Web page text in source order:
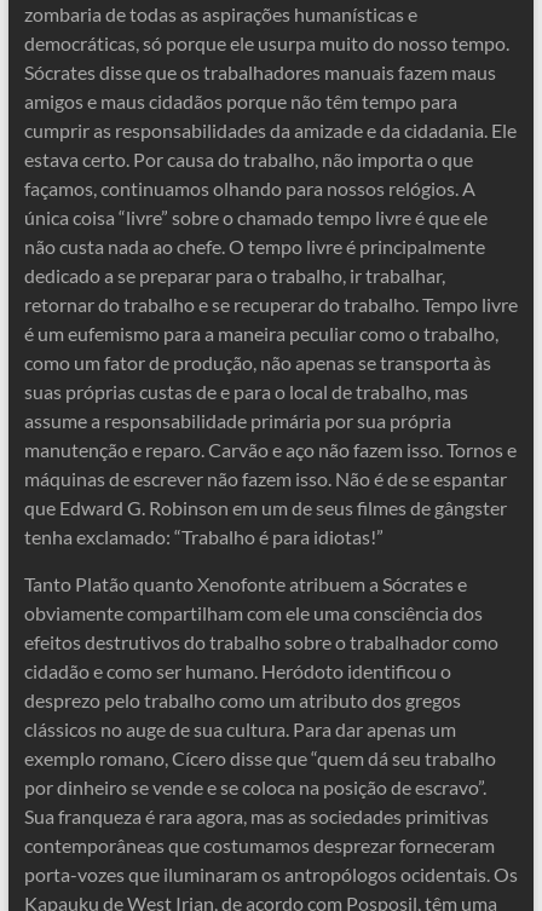
zombaria de todas as aspirações humanísticas e
democráticas, só porque ele usurpa muito do nosso tempo.
Sócrates disse que os trabalhadores manuais fazem maus
amigos e maus cidadãos porque não têm tempo para
cumprir as responsabilidades da amizade e da cidadania. Ele
estava certo. Por causa do trabalho, não importa o que
façamos, continuamos olhando para nossos relógios. A
única coisa “livre” sobre o chamado tempo livre é que ele
não custa nada ao chefe. O tempo livre é principalmente
dedicado a se preparar para o trabalho, ir trabalhar,
retornar do trabalho e se recuperar do trabalho. Tempo livre
é um eufemismo para a maneira peculiar como o trabalho,
como um fator de produção, não apenas se transporta às
suas próprias custas de e para o local de trabalho, mas
assume a responsabilidade primária por sua própria
manutenção e reparo. Carvão e aço não fazem isso. Tornos e
máquinas de escrever não fazem isso. Não é de se espantar
que Edward G. Robinson em um de seus filmes de gângster
tenha exclamado: “Trabalho é para idiotas!”
Tanto Platão quanto Xenofonte atribuem a Sócrates e
obviamente compartilham com ele uma consciência dos
efeitos destrutivos do trabalho sobre o trabalhador como
cidadão e como ser humano. Heródoto identificou o
desprezo pelo trabalho como um atributo dos gregos
clássicos no auge de sua cultura. Para dar apenas um
exemplo romano, Cícero disse que “quem dá seu trabalho
por dinheiro se vende e se coloca na posição de escravo”.
Sua franqueza é rara agora, mas as sociedades primitivas
contemporâneas que costumamos desprezar forneceram
porta-vozes que iluminaram os antropólogos ocidentais. Os
Kapauku de West Irian, de acordo com Posposil, têm uma